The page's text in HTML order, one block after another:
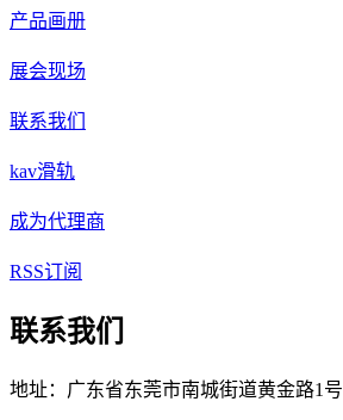
产品画册
展会现场
联系我们
kav滑轨
成为代理商
RSS订阅
联系我们
地址：广东省东莞市南城街道黄金路1号